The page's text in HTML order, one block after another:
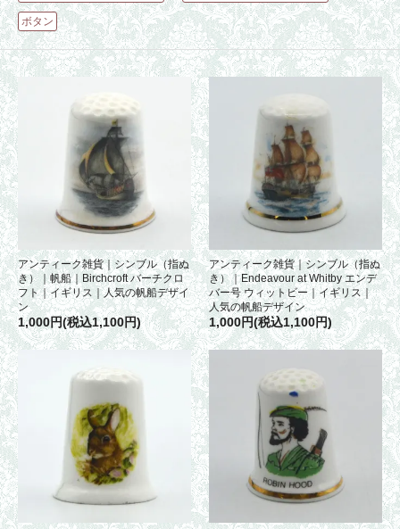
ボタン
アンティーク雑貨｜シンブル（指ぬ
き）｜帆船｜Birchcroft バーチクロ
フト｜イギリス｜人気の帆船デザイ
ン
1,000円(税込1,100円)
アンティーク雑貨｜シンブル（指ぬ
き）｜Endeavour at Whitby エンデ
バー号 ウィットビー｜イギリス｜
人気の帆船デザイン
1,000円(税込1,100円)